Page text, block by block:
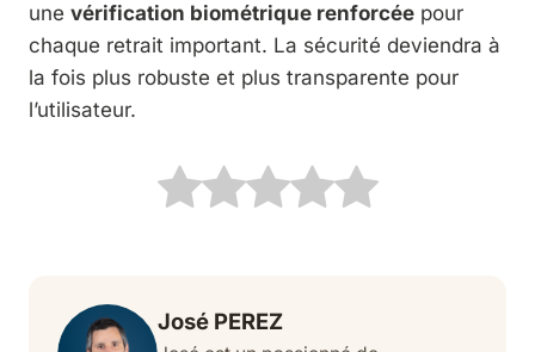
une vérification biométrique renforcée pour
chaque retrait important. La sécurité deviendra à
la fois plus robuste et plus transparente pour
l’utilisateur.
José PEREZ